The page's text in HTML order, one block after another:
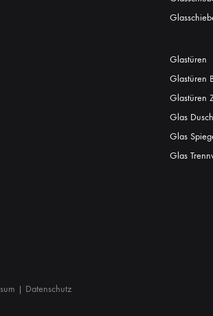
Glastüren
Glastüren
Glastüren
Glas
Glas
Glas
| Datenschutz